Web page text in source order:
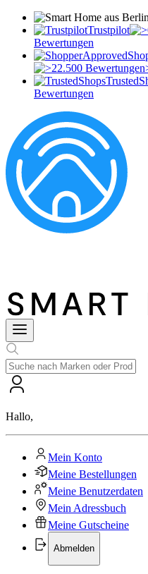
Trustpilot
Bewertungen
Bewertungen
Hallo,
Mein Konto
Meine Bestellungen
Meine Benutzerdaten
Mein Adressbuch
Meine Gutscheine
Abmelden